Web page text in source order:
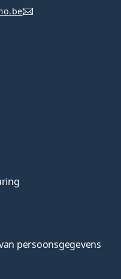
persoonsgegevens